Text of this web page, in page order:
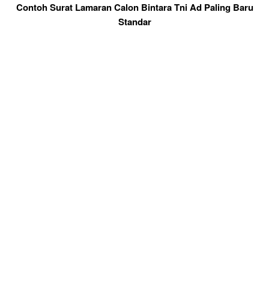
Contoh Surat Lamaran Calon Bintara Tni Ad Paling Baru
Standar